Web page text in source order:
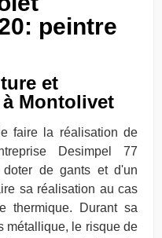
peintre
et
Montolivet
faire la réalisation de
Desimpel 77
doter de gants et d'un
sa réalisation au cas
thermique. Durant sa
métallique, le risque de